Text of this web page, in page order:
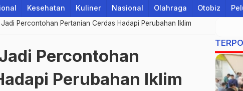
Kesehatan Kuliner Nasional Olahraga Otobiz
Percontohan Pertanian Cerdas Hadapi Perubahan Iklim
Percontohan
Perubahan Iklim